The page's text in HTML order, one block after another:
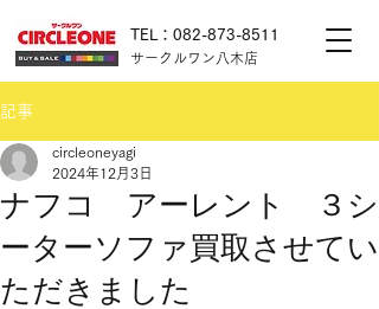
サークルワン八木店
TEL：082-873-8511
記事
ナフコ アーレント ３シ
ーターソファ買取させてい
ただきました
circleoneyagi
2024年12月3日